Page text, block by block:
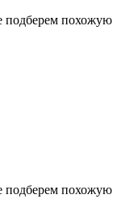
подберем похожую
подберем похожую